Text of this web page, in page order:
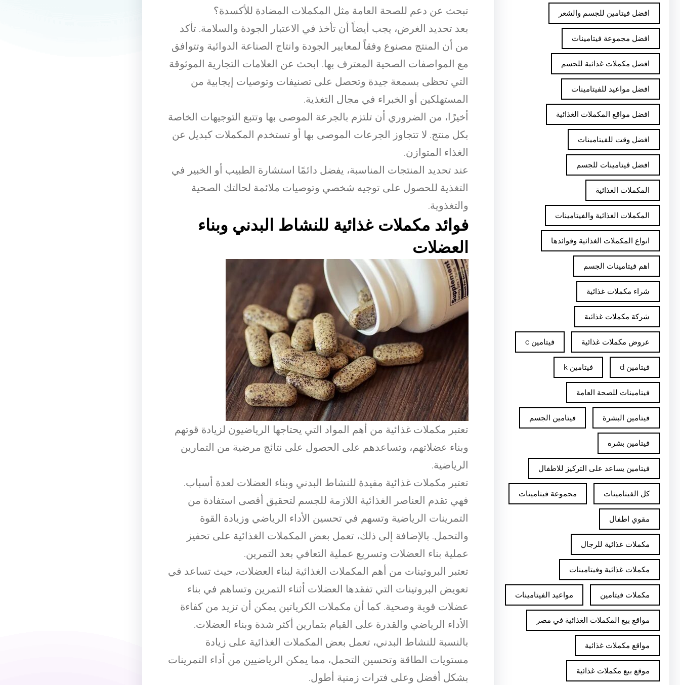
افضل فيتامين للجسم والشعر
افضل مجموعة فيتامينات
افضل مكملات غذائية للجسم
افضل مواعيد للفيتامينات
افضل مواقع المكملات الغذائية
افضل وقت للفيتامينات
افضل ڤيتامينات للجسم
المكملات الغذائية
المكملات الغذائية والفيتامينات
انواع المكملات الغذائية وفوائدها
اهم فيتامينات الجسم
شراء مكملات غذائية
شركة مكملات غذائية
عروض مكملات غذائية فيتامين c
فيتامين d فيتامين k
فيتامينات للصحة العامة
فيتامين البشرة فيتامين الجسم
فيتامين بشره
فيتامين يساعد على التركيز للاطفال
كل الفيتامينات مجموعة فيتامينات
مقوي اطفال
مكملات غذائية للرجال
مكملات غذائية وفيتامينات
مكملات فيتامين مواعيد الفيتامينات
مواقع بيع المكملات الغذائية في مصر
مواقع مكملات غذائية
موقع بيع مكملات غذائية
تبحث عن دعم للصحة العامة مثل المكملات المضادة للأكسدة؟
بعد تحديد الغرض، يجب أيضاً أن تأخذ في الاعتبار الجودة والسلامة. تأكد
من أن المنتج مصنوع وفقاً لمعايير الجودة وانتاج الصناعة الدوائية وتتوافق
مع المواصفات الصحية المعترف بها. ابحث عن العلامات التجارية الموثوقة
التي تحظى بسمعة جيدة وتحصل على تصنيفات وتوصيات إيجابية من
المستهلكين أو الخبراء في مجال التغذية.
أخيرًا، من الضروري أن تلتزم بالجرعة الموصى بها وتتبع التوجيهات الخاصة
بكل منتج. لا تتجاوز الجرعات الموصى بها أو تستخدم المكملات كبديل عن
الغذاء المتوازن.
عند تحديد المنتجات المناسبة، يفضل دائمًا استشارة الطبيب أو الخبير في
التغذية للحصول على توجيه شخصي وتوصيات ملائمة لحالتك الصحية
والتغذوية.
فوائد مكملات غذائية للنشاط البدني وبناء
العضلات
تعتبر مكملات غذائية من أهم المواد التي يحتاجها الرياضيون لزيادة قوتهم
وبناء عضلاتهم، وتساعدهم على الحصول على نتائج مرضية من التمارين
الرياضية.
تعتبر مكملات غذائية مفيدة للنشاط البدني وبناء العضلات لعدة أسباب.
فهي تقدم العناصر الغذائية اللازمة للجسم لتحقيق أقصى استفادة من
التمرينات الرياضية وتسهم في تحسين الأداء الرياضي وزيادة القوة
والتحمل. بالإضافة إلى ذلك، تعمل بعض المكملات الغذائية على تحفيز
عملية بناء العضلات وتسريع عملية التعافي بعد التمرين.
تعتبر البروتينات من أهم المكملات الغذائية لبناء العضلات، حيث تساعد في
تعويض البروتينات التي تفقدها العضلات أثناء التمرين وتساهم في بناء
عضلات قوية وصحية. كما أن مكملات الكرياتين يمكن أن تزيد من كفاءة
الأداء الرياضي والقدرة على القيام بتمارين أكثر شدة وبناء العضلات.
بالنسبة للنشاط البدني، تعمل بعض المكملات الغذائية على زيادة
مستويات الطاقة وتحسين التحمل، مما يمكن الرياضيين من أداء التمرينات
بشكل أفضل وعلى فترات زمنية أطول.